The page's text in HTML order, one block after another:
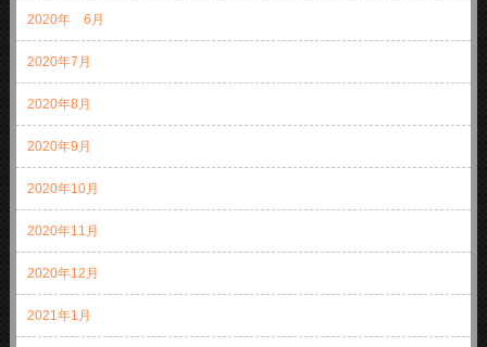
2020年 6月
2020年7月
2020年8月
2020年9月
2020年10月
2020年11月
2020年12月
2021年1月